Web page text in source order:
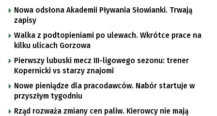
Nowa odsłona Akademii Pływania Słowianki. Trwają
zapisy
Walka z podtopieniami po ulewach. Wkrótce prace na
kilku ulicach Gorzowa
Pierwszy lubuski mecz III-ligowego sezonu: trener
Kopernicki vs starzy znajomi
Nowe pieniądze dla pracodawców. Nabór startuje w
przyszłym tygodniu
Rząd rozważa zmiany cen paliw. Kierowcy nie mają